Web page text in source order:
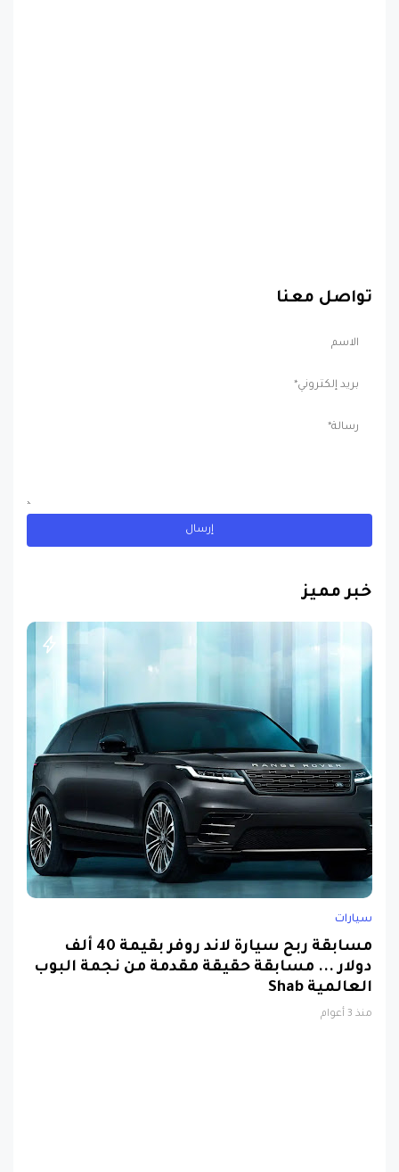
تواصل معنا
خبر مميز
سيارات
مسابقة ربح سيارة لاند روفر بقيمة 40 ألف
دولار ... مسابقة حقيقة مقدمة من نجمة البوب
العالمية Shab
منذ 3 أعوام